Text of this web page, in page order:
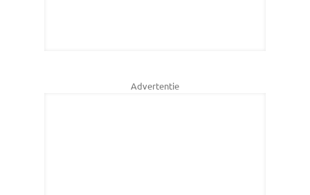
Advertentie